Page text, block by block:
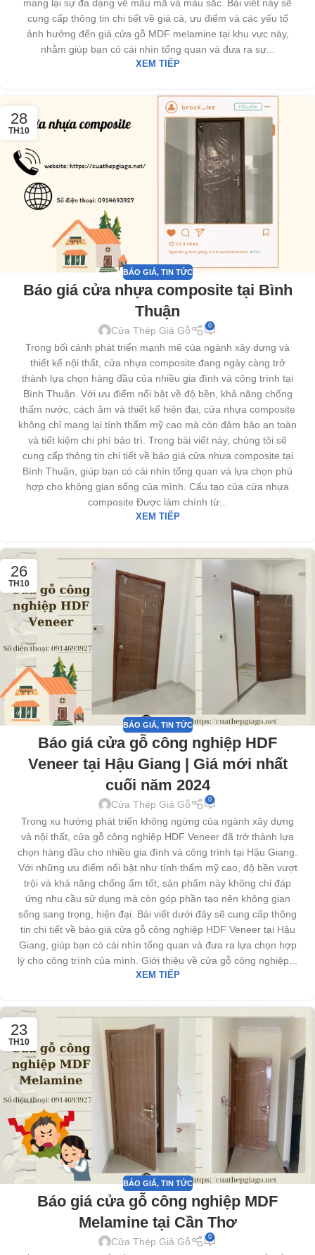
mang lại sự đa dạng về mẫu mã và màu sắc. Bài viết này sẽ
cung cấp thông tin chi tiết về giá cả, ưu điểm và các yếu tố
ảnh hưởng đến giá cửa gỗ MDF melamine tại khu vực này,
nhằm giúp bạn có cái nhìn tổng quan và đưa ra sự...
XEM TIẾP
28
TH10
BÁO GIÁ, TIN TỨC
Báo giá cửa nhựa composite tại Bình
Thuận
Cửa Thép Giả Gỗ 0
Trong bối cảnh phát triển mạnh mẽ của ngành xây dựng và
thiết kế nội thất, cửa nhựa composite đang ngày càng trở
thành lựa chọn hàng đầu của nhiều gia đình và công trình tại
Bình Thuận. Với ưu điểm nổi bật về độ bền, khả năng chống
thấm nước, cách âm và thiết kế hiện đại, cửa nhựa composite
không chỉ mang lại tính thẩm mỹ cao mà còn đảm bảo an toàn
và tiết kiệm chi phí bảo trì. Trong bài viết này, chúng tôi sẽ
cung cấp thông tin chi tiết về báo giá cửa nhựa composite tại
Bình Thuận, giúp bạn có cái nhìn tổng quan và lựa chọn phù
hợp cho không gian sống của mình. Cấu tạo của cửa nhựa
composite Được làm chính từ...
XEM TIẾP
26
TH10
BÁO GIÁ, TIN TỨC
Báo giá cửa gỗ công nghiệp HDF
Veneer tại Hậu Giang | Giá mới nhất
cuối năm 2024
Cửa Thép Giả Gỗ 0
Trong xu hướng phát triển không ngừng của ngành xây dựng
và nội thất, cửa gỗ công nghiệp HDF Veneer đã trở thành lựa
chọn hàng đầu cho nhiều gia đình và công trình tại Hậu Giang.
Với những ưu điểm nổi bật như tính thẩm mỹ cao, độ bền vượt
trội và khả năng chống ẩm tốt, sản phẩm này không chỉ đáp
ứng nhu cầu sử dụng mà còn góp phần tạo nên không gian
sống sang trọng, hiện đại. Bài viết dưới đây sẽ cung cấp thông
tin chi tiết về báo giá cửa gỗ công nghiệp HDF Veneer tại Hậu
Giang, giúp bạn có cái nhìn tổng quan và đưa ra lựa chọn hợp
lý cho công trình của mình. Giới thiệu về cửa gỗ công nghiệp...
XEM TIẾP
23
TH10
BÁO GIÁ, TIN TỨC
Báo giá cửa gỗ công nghiệp MDF
Melamine tại Cần Thơ
Cửa Thép Giả Gỗ 0